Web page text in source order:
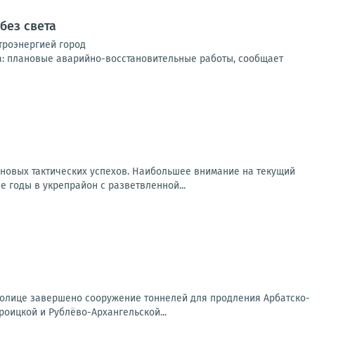
света
город
аварийно-восстановительные работы, сообщает
тактических успехов. Наибольшее внимание на текущий
годы в укрепрайон с разветвленной...
завершено сооружение тоннелей для продления Арбатско-
и Рублёво-Архангельской...